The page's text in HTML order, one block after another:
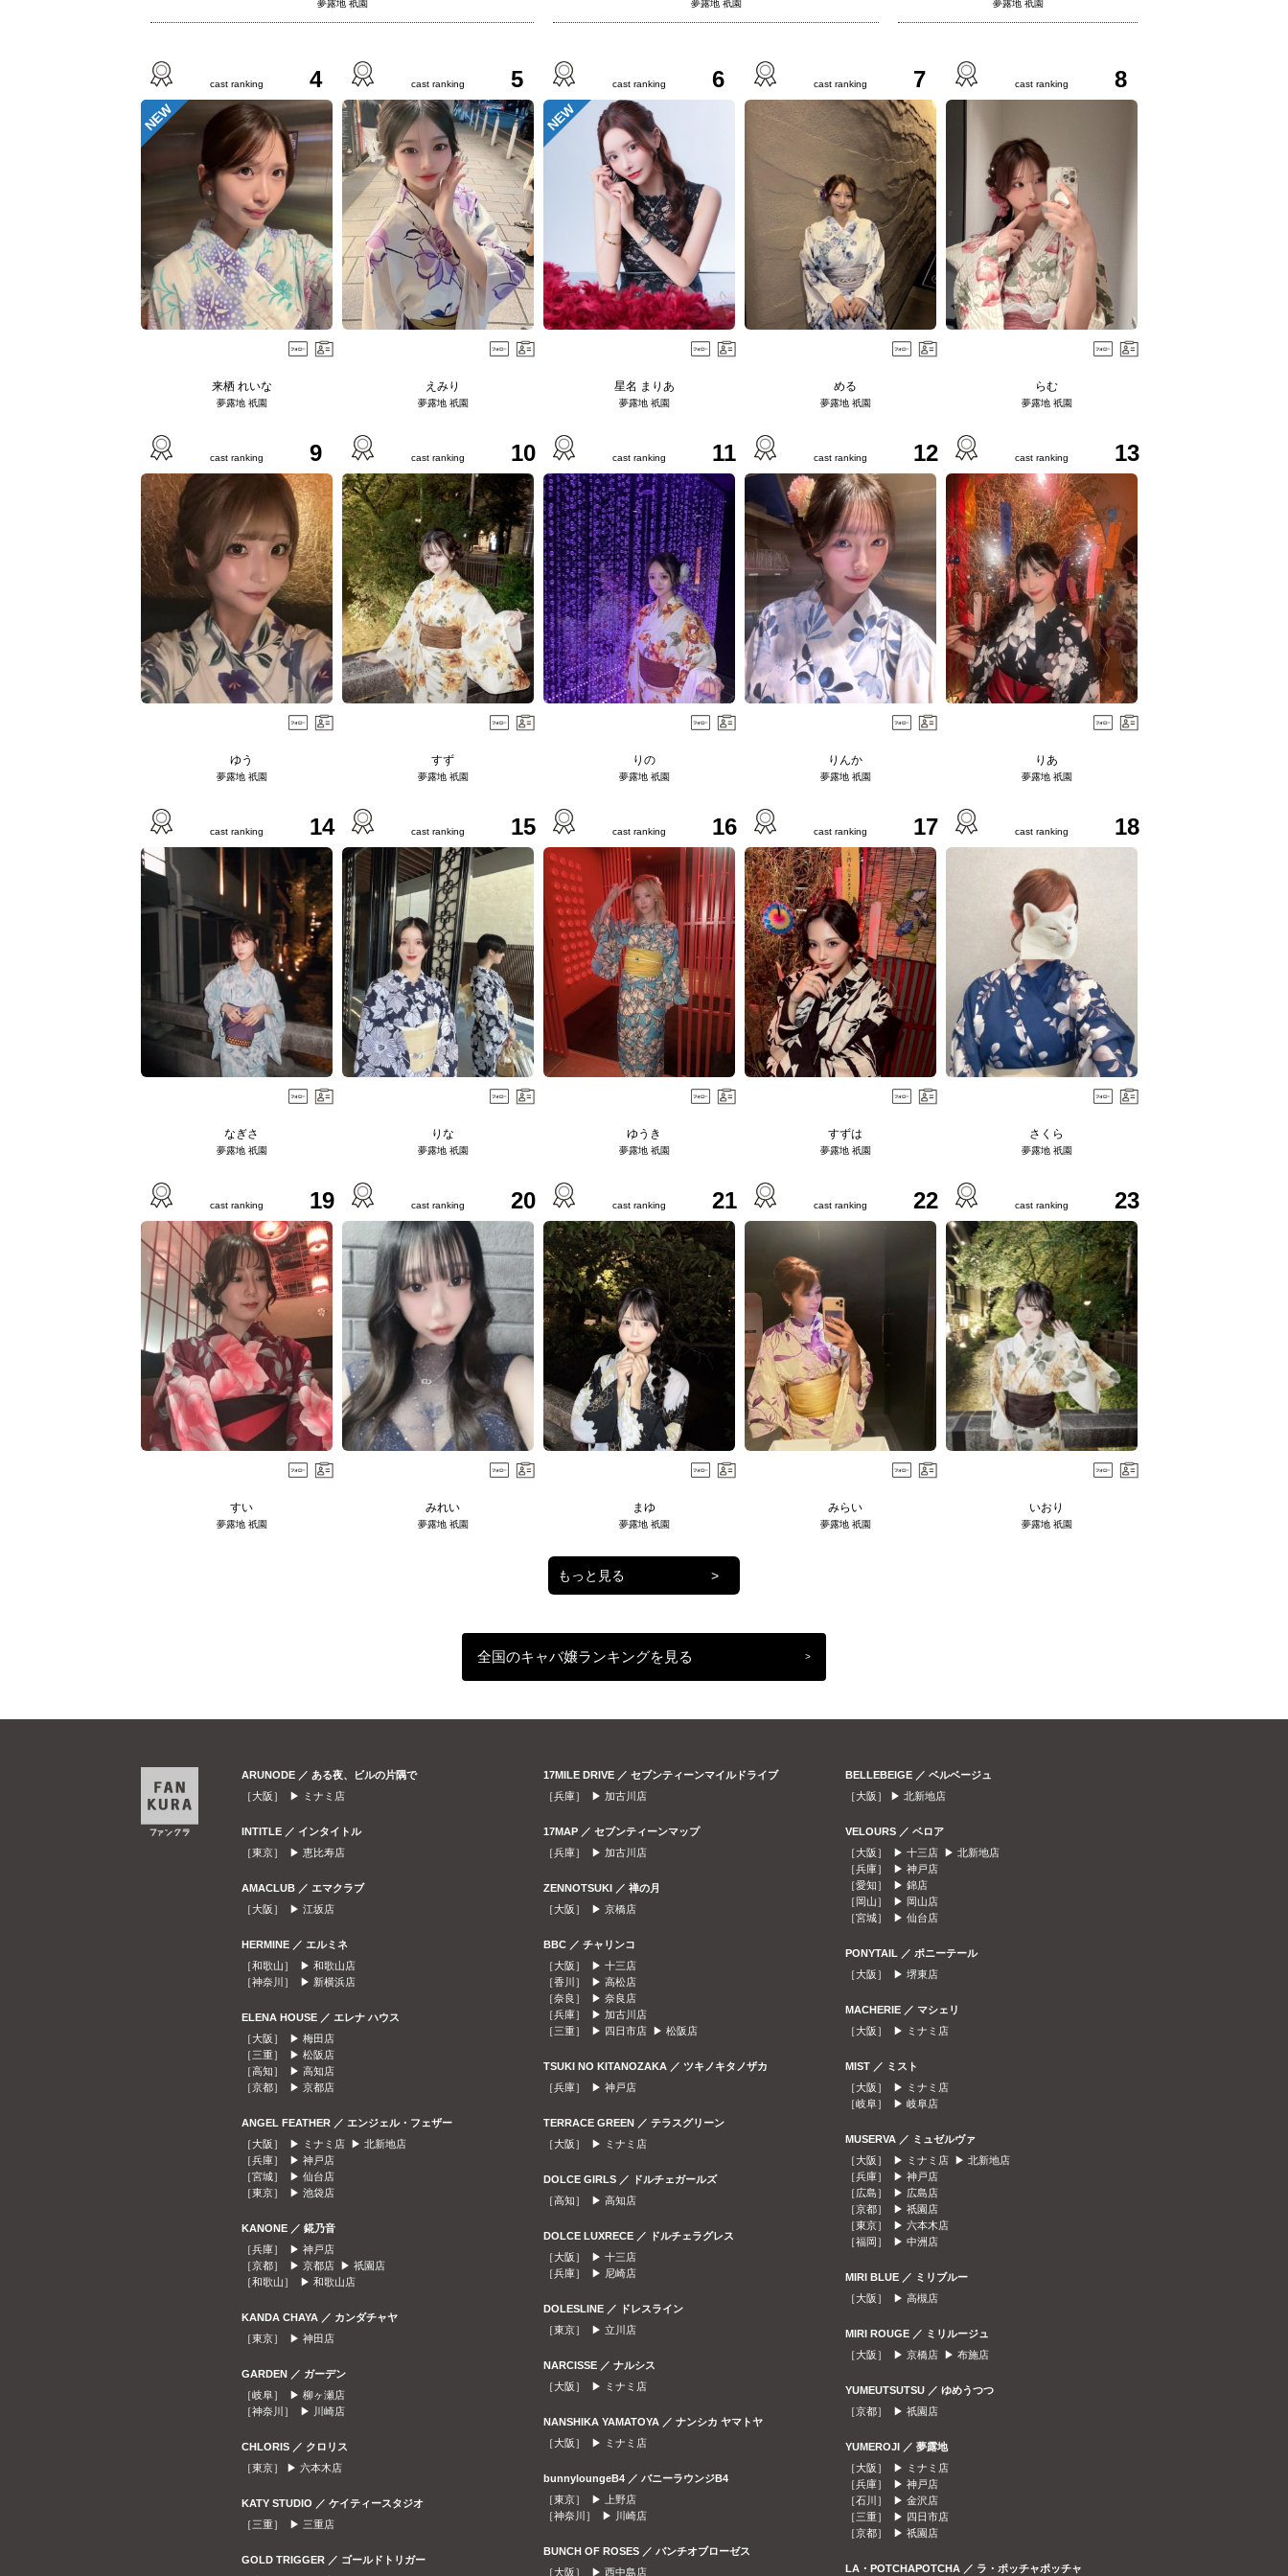
夢露地 祇園 夢露地 祇園 夢露地 祇園
cast ranking 4
NEW
来栖 れいな
夢露地 祇園
cast ranking 5
えみり
夢露地 祇園
cast ranking 6
NEW
星名 まりあ
夢露地 祇園
cast ranking 7
める
夢露地 祇園
cast ranking 8
らむ
夢露地 祇園
cast ranking 9
ゆう
夢露地 祇園
cast ranking 10
すず
夢露地 祇園
cast ranking 11
りの
夢露地 祇園
cast ranking 12
りんか
夢露地 祇園
cast ranking 13
りあ
夢露地 祇園
cast ranking 14
なぎさ
夢露地 祇園
cast ranking 15
りな
夢露地 祇園
cast ranking 16
ゆうき
夢露地 祇園
cast ranking 17
すずは
夢露地 祇園
cast ranking 18
さくら
夢露地 祇園
cast ranking 19
すい
夢露地 祇園
cast ranking 20
みれい
夢露地 祇園
cast ranking 21
まゆ
夢露地 祇園
cast ranking 22
みらい
夢露地 祇園
cast ranking 23
いおり
夢露地 祇園
もっと見る >
全国のキャバ嬢ランキングを見る >
ARUNODE ／ ある夜、ビルの片隅で
［大阪］ ▶
ミナミ店
INTITLE ／ インタイトル
［東京］ ▶ 恵比寿店
AMACLUB ／ エマクラブ
［大阪］ ▶ 江坂店
HERMINE ／ エルミネ
［和歌山］ ▶ 和歌山店
［神奈川］ ▶ 新横浜店
ELENA HOUSE ／ エレナ ハウス
［大阪］ ▶ 梅田店
［三重］ ▶ 松阪店
［高知］ ▶ 高知店
［京都］ ▶ 京都店
ANGEL FEATHER ／ エンジェル・フェザー
［大阪］ ▶
ミナミ店 ▶ 北新地店
［兵庫］ ▶ 神戸店
［宮城］ ▶ 仙台店
［東京］ ▶ 池袋店
KANONE ／ 錵乃音
［兵庫］ ▶ 神戸店
［京都］ ▶ 京都店 ▶ 祇園店
［和歌山］ ▶ 和歌山店
KANDA CHAYA ／ カンダチャヤ
［東京］ ▶ 神田店
GARDEN ／ ガーデン
［岐阜］ ▶ 柳ヶ瀬店
［神奈川］ ▶
川崎店
CHLORIS ／ クロリス
［東京］ ▶ 六本木店
KATY STUDIO ／ ケイティースタジオ
［三重］ ▶ 三重店
GOLD TRIGGER ／ ゴールドトリガー
17MILE DRIVE ／ セブンティーンマイルドライブ
［兵庫］ ▶ 加古川店
17MAP ／ セブンティーンマップ
［兵庫］ ▶ 加古川店
ZENNOTSUKI ／ 禅の月
［大阪］ ▶ 京橋店
BBC ／ チャリンコ
［大阪］ ▶ 十三店
［香川］ ▶ 高松店
［奈良］ ▶ 奈良店
［兵庫］ ▶ 加古川店
［三重］ ▶ 四日市店 ▶ 松阪店
TSUKI NO KITANOZAKA ／ ツキノキタノザカ
［兵庫］ ▶ 神戸店
TERRACE GREEN ／ テラスグリーン
［大阪］ ▶
ミナミ店
DOLCE GIRLS ／ ドルチェガールズ
［高知］ ▶ 高知店
DOLCE LUXRECE ／ ドルチェラグレス
［大阪］ ▶ 十三店
［兵庫］ ▶ 尼崎店
DOLESLINE ／ ドレスライン
［東京］ ▶ 立川店
NARCISSE ／ ナルシス
［大阪］ ▶
ミナミ店
NANSHIKA YAMATOYA ／ ナンシカ ヤマトヤ
［大阪］ ▶
ミナミ店
bunnyloungeB4 ／ バニーラウンジB4
［東京］ ▶
上野店
［神奈川］ ▶
川崎店
BUNCH OF ROSES ／ バンチオブローゼス
［大阪］ ▶ 西中島店
BELLEBEIGE ／ ベルベージュ
［大阪］ ▶ 北新地店
VELOURS ／ ベロア
［大阪］ ▶ 十三店 ▶ 北新地店
［兵庫］ ▶ 神戸店
［愛知］ ▶ 錦店
［岡山］ ▶ 岡山店
［宮城］ ▶ 仙台店
PONYTAIL ／ ポニーテール
［大阪］ ▶ 堺東店
MACHERIE ／ マシェリ
［大阪］ ▶
ミナミ店
MIST ／ ミスト
［大阪］ ▶
ミナミ店
［岐阜］ ▶ 岐阜店
MUSERVA ／ ミュゼルヴァ
［大阪］ ▶
ミナミ店 ▶ 北新地店
［兵庫］ ▶ 神戸店
［広島］ ▶ 広島店
［京都］ ▶ 祇園店
［東京］ ▶ 六本木店
［福岡］ ▶ 中洲店
MIRI BLUE ／ ミリブルー
［大阪］ ▶ 高槻店
MIRI ROUGE ／ ミリルージュ
［大阪］ ▶ 京橋店 ▶ 布施店
YUMEUTSUTSU ／ ゆめうつつ
［京都］ ▶ 祇園店
YUMEROJI ／ 夢露地
［大阪］ ▶
ミナミ店
［兵庫］ ▶ 神戸店
［石川］ ▶ 金沢店
［三重］ ▶ 四日市店
［京都］ ▶ 祇園店
LA・POTCHAPOTCHA ／ ラ・ポッチャポッチャ